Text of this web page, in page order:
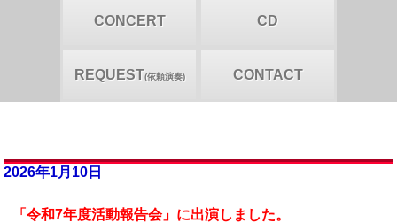
CONCERT CD
REQUEST(依頼演奏) CONTACT
2026年1月10日
「令和7年度活動報告会」に出演しました。